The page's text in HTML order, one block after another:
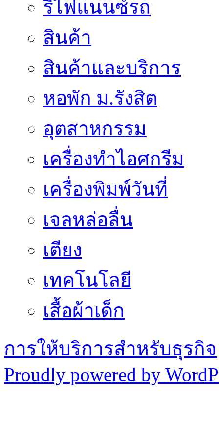
รีไฟแนนซ์รถ
สินค้า
สินค้าและบริการ
หอพัก ม.รังสิต
อุตสาหกรรม
เครื่องทำไอศกรีม
เครื่องพิมพ์วันที่
เจลหล่อลื่น
เตียง
เทคโนโลยี
เสื้อผ้าเด็ก
การให้บริการสำหรับธุรกิจ
Proudly powered by